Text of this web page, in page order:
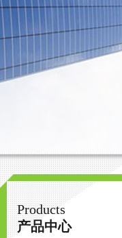
宁波君益塑业有限公司
Products
产品中心